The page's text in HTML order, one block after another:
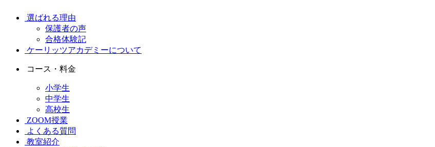
選ばれる理由
保護者の声
合格体験記
ケーリッツアカデミーについて
コース・料金
小学生
中学生
高校生
ZOOM授業
よくある質問
教室紹介